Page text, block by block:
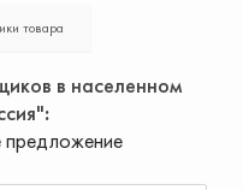
товара
в населенном
предложение